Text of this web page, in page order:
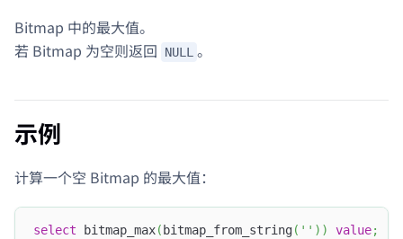
Bitmap 中的最大值。
若 Bitmap 为空则返回
NULL 。
示例
计算一个空 Bitmap 的最大值：
select bitmap_max( bitmap_from_string( '' ) ) value;